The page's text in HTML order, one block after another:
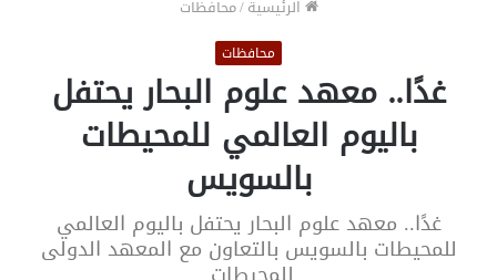
الرئيسية/محافظات
محافظات
غدًا.. معهد علوم البحار يحتفل
باليوم العالمي للمحيطات
بالسويس
غدًا.. معهد علوم البحار يحتفل باليوم العالمي
للمحيطات بالسويس بالتعاون مع المعهد الدولى